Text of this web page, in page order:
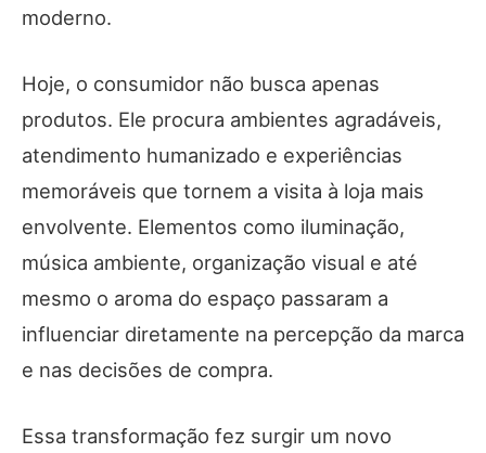
moderno.
Hoje, o consumidor não busca apenas
produtos. Ele procura ambientes agradáveis,
atendimento humanizado e experiências
memoráveis que tornem a visita à loja mais
envolvente. Elementos como iluminação,
música ambiente, organização visual e até
mesmo o aroma do espaço passaram a
influenciar diretamente na percepção da marca
e nas decisões de compra.
Essa transformação fez surgir um novo